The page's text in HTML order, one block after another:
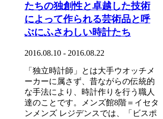
たちの独創性と卓越した技術
によって作られる芸術品と呼
ぶにふさわしい時計たち
2016.08.10 - 2016.08.22
「独立時計師」とは大手ウオッチメ
ーカーに属さず、昔ながらの伝統的
な手法により、時計作りを行う職人
達のことです。メンズ館8階＝イセタ
ンメンズ レジデンスでは、「ビスポ